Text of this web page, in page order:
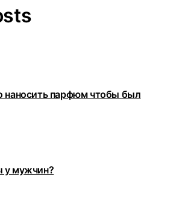
наносить парфюм чтобы был
у мужчин?